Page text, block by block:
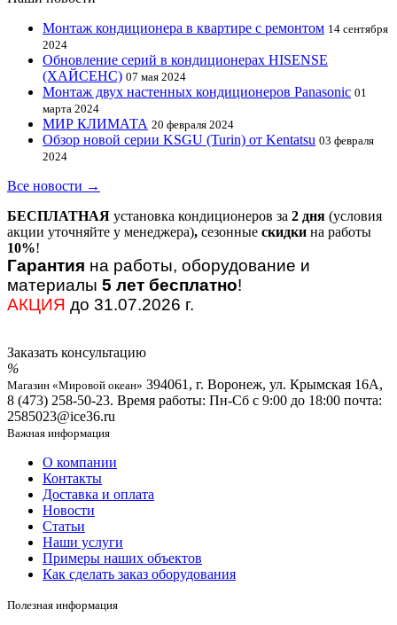
Монтаж кондиционера в квартире с ремонтом 14 сентября
2024
Обновление серий в кондиционерах HISENSE
(ХАЙСЕНС) 07 мая 2024
Монтаж двух настенных кондиционеров Panasonic 01
марта 2024
МИР КЛИМАТА 20 февраля 2024
Обзор новой серии KSGU (Turin) от Kentatsu 03 февраля
2024
Все новости →
БЕСПЛАТНАЯ установка кондиционеров за 2 дня (условия
акции уточняйте у менеджера), сезонные скидки на работы
10%!
Гарантия на работы, оборудование и
материалы 5 лет бесплатно!
АКЦИЯ до 31.07.2026 г.
Заказать консультацию
Магазин «Мировой океан» 394061, г. Воронеж, ул. Крымская 16А,
8 (473) 258-50-23. Время работы: Пн-Сб с 9:00 до 18:00 почта:
2585023@ice36.ru
Важная информация
О компании
Контакты
Доставка и оплата
Новости
Статьи
Наши услуги
Примеры наших объектов
Как сделать заказ оборудования
Полезная информация